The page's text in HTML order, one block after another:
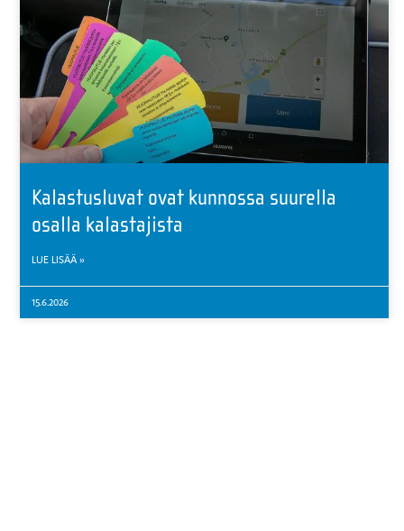
Kalastusluvat ovat kunnossa suurella
osalla kalastajista
LUE LISÄÄ »
15.6.2026